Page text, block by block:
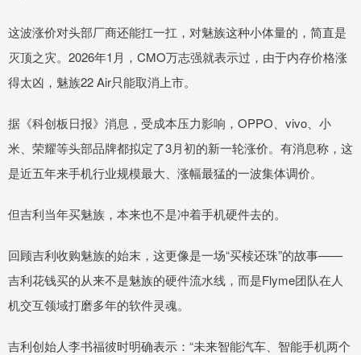
这波涨价对头部厂商还能扛一扛，对魅族这种小体量的，简直是
灭顶之灾。2026年1月，CMO万志强就表示过，由于内存价格涨
得太凶，魅族22 Air只能取消上市。
据《科创板日报》消息，受成本压力影响，OPPO、vivo、小
米、荣耀等头部品牌都拟定了3月初的新一轮涨价。有消息称，这
是近五年来手机行业规模最大、涨幅最猛的一波集体调价。
但吉利当年买魅族，本来也不是冲着手机硬件去的。
回顾吉利收购魅族的始末，这更像是一场“买椟还珠”的故事——
吉利花钱买的从来不是魅族的硬件流水线，而是Flyme团队在人
机交互领域打磨多年的软件灵魂。
吉利创始人李书福彼时明确表示：“未来智能汽车、智能手机两个